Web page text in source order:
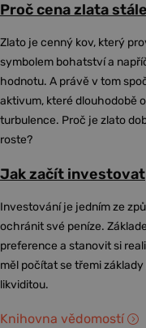
Proč cena zlata
Zlato je cenný kov, který
symbolem bohatství a
hodnotu. A právě v tom
aktivum, které dlouhodobě
turbulence. Proč je zlato
roste?
Jak začít investovat
Investování je jedním ze
ochránit své peníze.
preference a stanovit si
měl počítat se třemi
likviditou.
Knihovna vědomostí